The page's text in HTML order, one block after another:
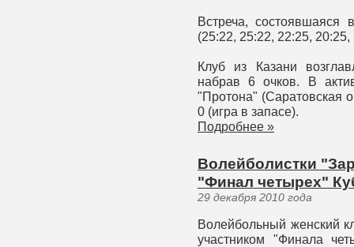
Встреча, состоявшаяся
(25:22, 25:22, 22:25, 20:25,
Клуб из Казани
набрав 6 очков. В
"Протона" (Саратовская
0 (игра в запасе).
Подробнее »
Волейболистки
"Финал четырех"
29 декабря 2010 года
Волейбольный женский
участником "Финала